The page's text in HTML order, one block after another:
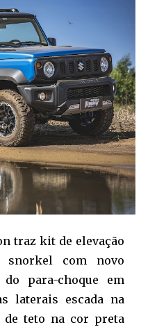
traz kit de elevação
snorkel com novo
para-choque em
laterais escada na
de teto na cor preta